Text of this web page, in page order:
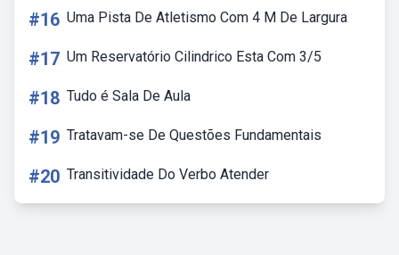
#16 Uma Pista De Atletismo Com 4 M De Largura
#17 Um Reservatório Cilindrico Esta Com 3/5
#18 Tudo é Sala De Aula
#19 Tratavam-se De Questões Fundamentais
#20 Transitividade Do Verbo Atender